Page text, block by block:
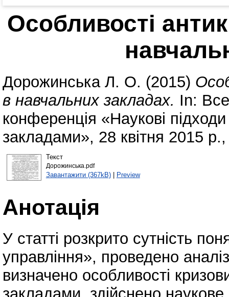
Особливості
Дорожинська Л. О. (2015)
в навчальних закладах. In:
конференція «Наукові
закладами», 28 квітня 2015
Текст
Дорожинська.pdf
Завантажити (367kB)| Preview
Анотація
У статті розкрито сутність
управління», проведено
визначено особливості